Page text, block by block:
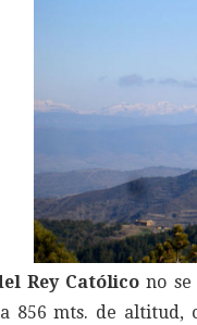
Rey Católico no
856 mts. de altitud,